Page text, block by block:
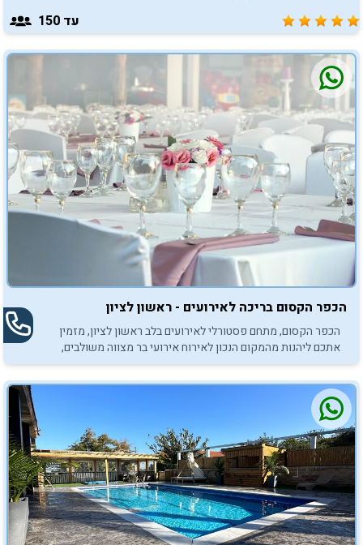
עד 150
הכפר הקסום בריכה לאירועים - ראשון לציון
הכפר הקסום, מתחם פסטורלי לאירועים בלב ראשון לציון, מזמין
אתכם ליהנות מהמקום הנכון לאירוח אירועי בר מצווה משולבים,
לבני המשפחה ולכל החברים.